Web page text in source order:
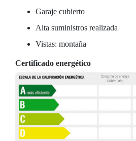
Garaje cubierto
Alta suministros realizada
Vistas: montaña
Certificado energético